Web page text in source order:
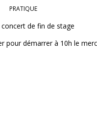
PRATIQUE
de fin de stage
pour démarrer à 10h le